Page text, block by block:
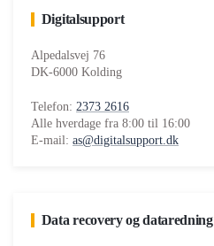
Digitalsupport
Alpedalsvej 76
DK-6000 Kolding
Telefon: 2373 2616
Alle hverdage fra 8:00 til 16:00
E-mail: as@digitalsupport.dk
Data recovery og dataredning